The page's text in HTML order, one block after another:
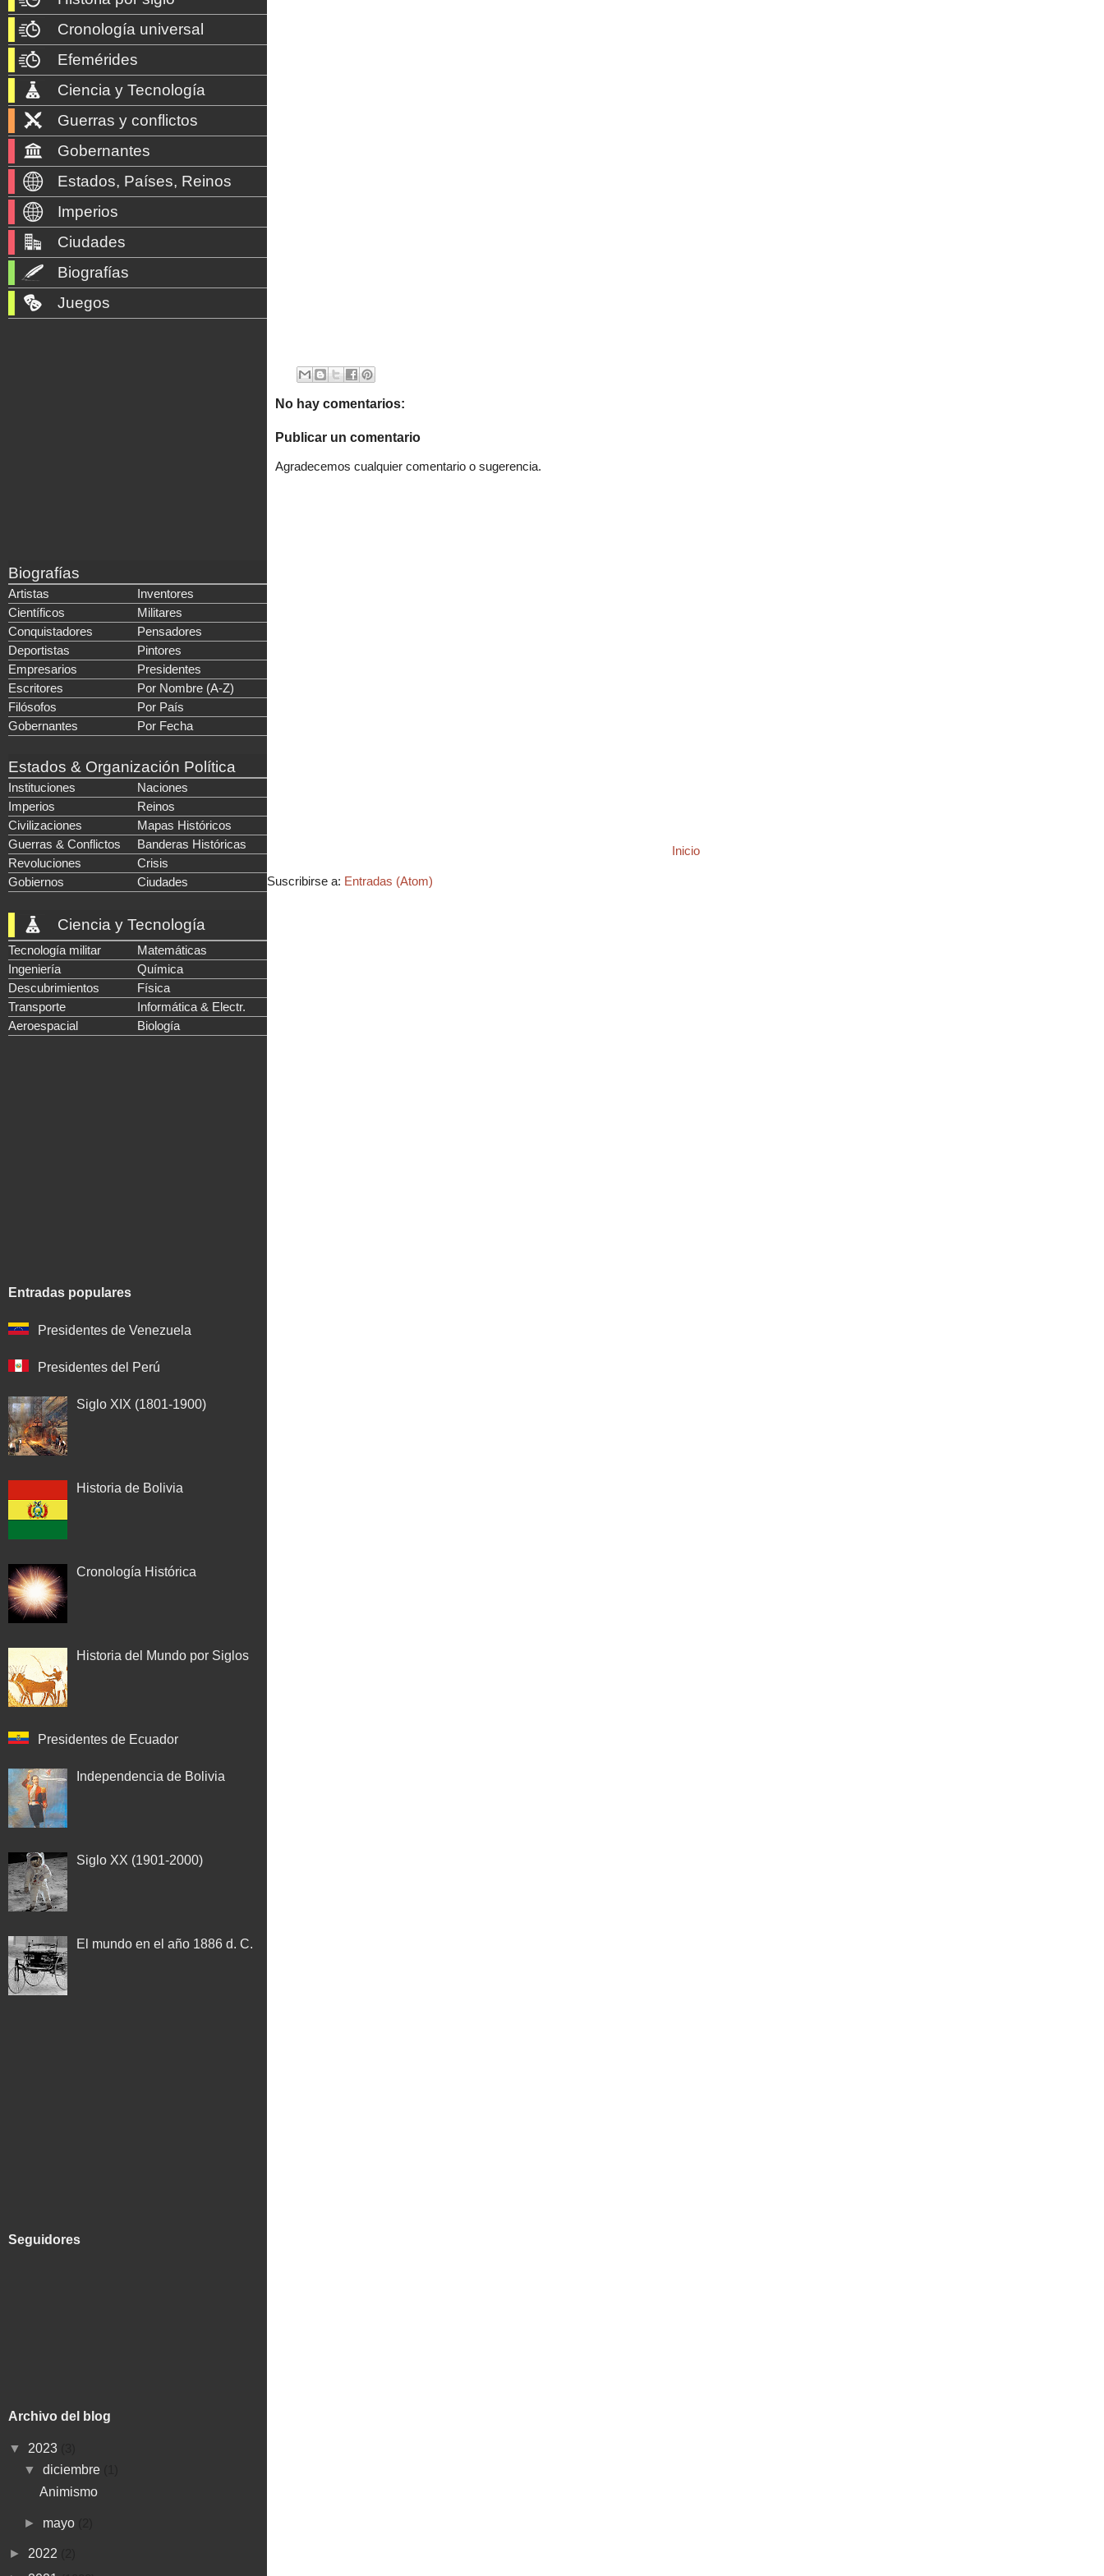
No hay comentarios:
Publicar un comentario
Agradecemos cualquier comentario o sugerencia.
Inicio
Suscribirse a: Entradas (Atom)
Cronología universal
Efemérides
Ciencia y Tecnología
Guerras y conflictos
Gobernantes
Estados, Países, Reinos
Imperios
Ciudades
Biografías
Juegos
Biografías
Artistas
Inventores
Científicos
Militares
Conquistadores
Pensadores
Deportistas
Pintores
Empresarios
Presidentes
Escritores
Por Nombre (A-Z)
Filósofos
Por País
Gobernantes
Por Fecha
Estados & Organización Política
Instituciones
Naciones
Imperios
Reinos
Civilizaciones
Mapas Históricos
Guerras & Conflictos
Banderas Históricas
Revoluciones
Crisis
Gobiernos
Ciudades
Ciencia y Tecnología
Tecnología militar
Matemáticas
Ingeniería
Química
Descubrimientos
Física
Transporte
Informática & Electr.
Aeroespacial
Biología
Entradas populares
Presidentes de Venezuela
Presidentes del Perú
Siglo XIX (1801-1900)
Historia de Bolivia
Cronología Histórica
Historia del Mundo por Siglos
Presidentes de Ecuador
Independencia de Bolivia
Siglo XX (1901-2000)
El mundo en el año 1886 d. C.
Seguidores
Archivo del blog
▼ 2023
▼ diciembre
Animismo
► mayo
► 2022